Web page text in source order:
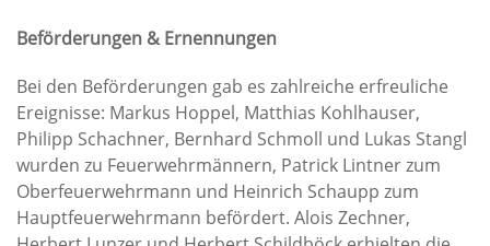
Beförderungen & Ernennungen
Bei den Beförderungen gab es zahlreiche erfreuliche
Ereignisse: Markus Hoppel, Matthias Kohlhauser,
Philipp Schachner, Bernhard Schmoll und Lukas Stangl
wurden zu Feuerwehrmännern, Patrick Lintner zum
Oberfeuerwehrmann und Heinrich Schaupp zum
Hauptfeuerwehrmann befördert. Alois Zechner,